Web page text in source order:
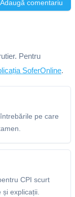
Adaugă comentariu
Pentru
SoferOnline.
pe care
CPI scurt
explicații.